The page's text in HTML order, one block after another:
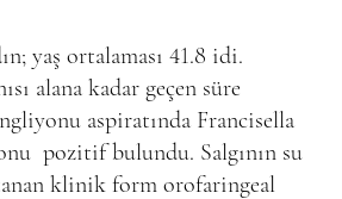
yaş ortalaması 41.8 idi.
alana kadar geçen süre
aspiratında Francisella
pozitif bulundu. Salgının su
klinik form orofaringeal